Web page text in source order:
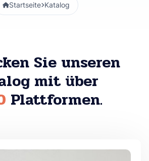
Startseite Katalog
Sie unseren
mit über
Plattformen.